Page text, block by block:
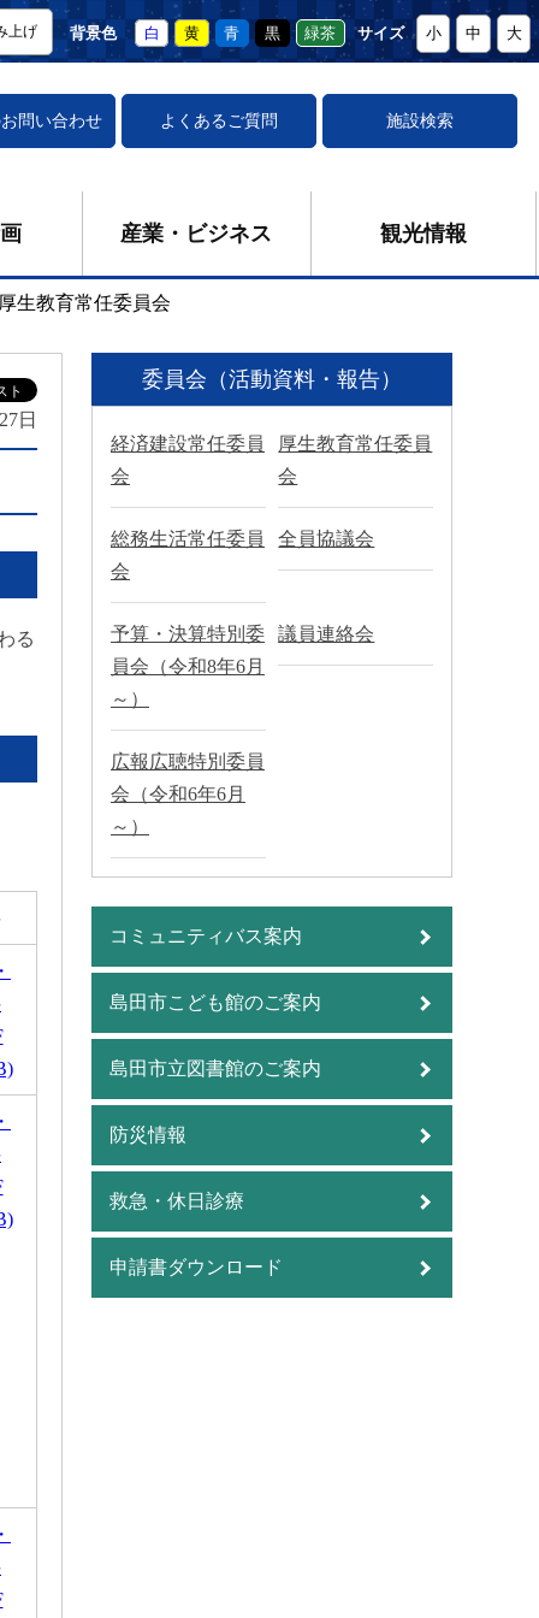
上げ 背景色 白 黄 青 黒 緑茶 サイズ 小 中 大
お問い合わせ よくあるご質問 施設検索
産業・ビジネス 観光情報
厚生教育常任委員会
日
る
委員会（活動資料・報告）
経済建設常任委員
会
厚生教育常任委員
会
総務生活常任委員
会
全員協議会
予算・決算特別委
員会（令和8年6月
～）
議員連絡会
広報広聴特別委員
会（令和6年6月
～）
コミュニティバス案内
島田市こども館のご案内
島田市立図書館のご案内
防災情報
救急・休日診療
申請書ダウンロード